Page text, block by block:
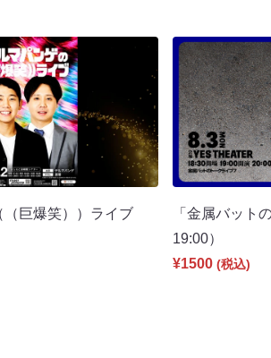
巨爆笑））ライブ
「金属バッ
19:00）
¥1500 (税込)